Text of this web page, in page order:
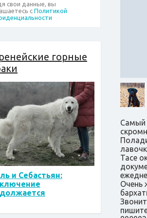
свои данные, вы
с Политикой
горные
и Себастьян:
Самый
Тасе
Очень